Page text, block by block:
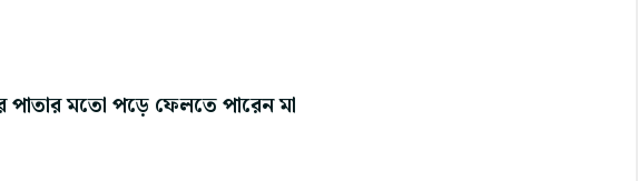
পাতার মতো পড়ে ফেলতে পারেন মা